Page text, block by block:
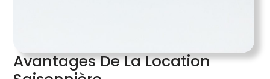
Avantages De La Location